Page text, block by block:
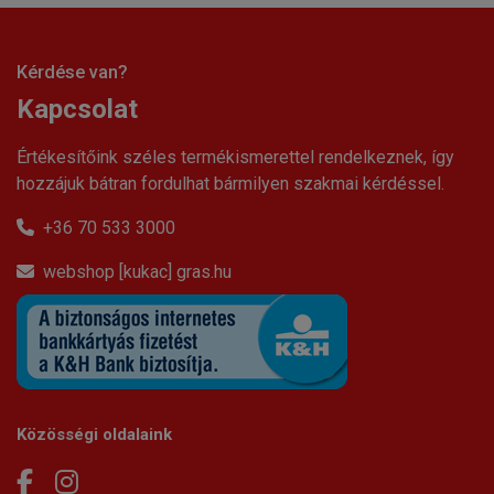
Kérdése van?
Kapcsolat
Értékesítőink széles termékismerettel rendelkeznek, így
hozzájuk bátran fordulhat bármilyen szakmai kérdéssel.
+36 70 533 3000
webshop [kukac] gras.hu
Közösségi oldalaink